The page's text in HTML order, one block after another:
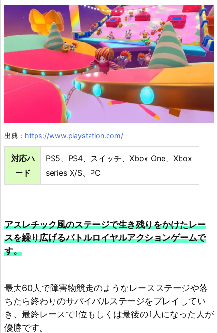
ド
ウ
レ
イ
ー
シ
ッ
ク
ク
ス
シ
ョ
ン
出典： https://www.playstation.com/
対応ハ
ード
PS5、PS4、スイッチ、Xbox One、Xbox
series X/S、PC
アスレチック風のステージで生き残りをかけたレー
スを繰り広げるバトルロイヤルアクションゲームで
す。
最大60人で障害物競走のようなレースステージや落
ちたら終わりのサバイバルステージをプレイしてい
き、最終レースで1位もしくは最後の1人になった人が
優勝です。